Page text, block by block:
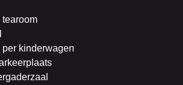
tearoom
kinderwagen